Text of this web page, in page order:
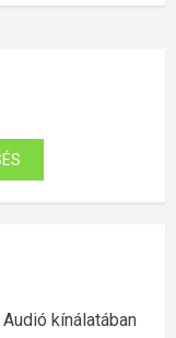
kínálatában